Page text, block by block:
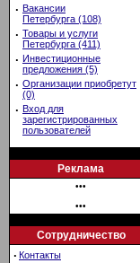
· Вакансии
Петербурга (108)
· Товары и услуги
Петербурга (411)
· Инвестиционные
предложения (5)
· Организации приобретут
(0)
· Вход для
зарегистрированных
пользователей
Реклама
•••
•••
Сотрудничество
· Контакты